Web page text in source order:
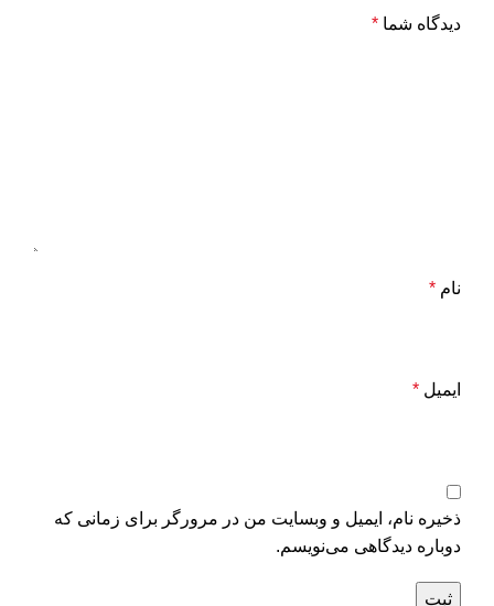
دیدگاه شما *
نام *
ایمیل *
ذخیره نام، ایمیل و وبسایت من در مرورگر برای زمانی که
دوباره دیدگاهی می‌نویسم.